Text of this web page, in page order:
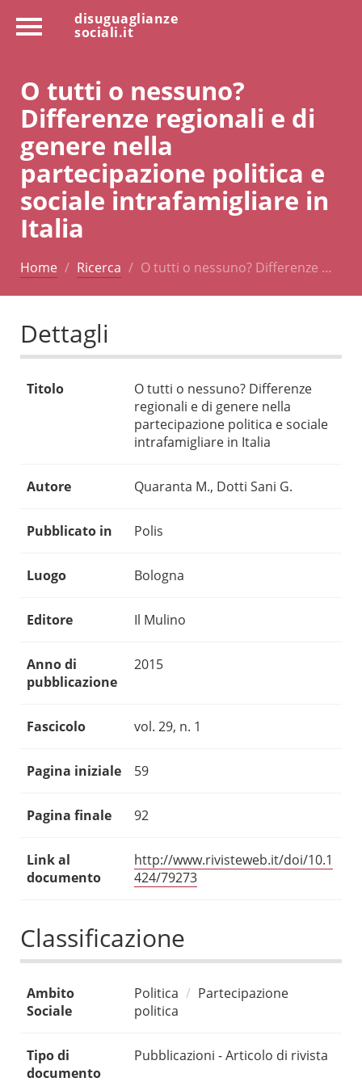
disuguaglianze
sociali.it
O tutti o nessuno?
Differenze regionali e di
genere nella
partecipazione politica e
sociale intrafamigliare in
Italia
Home Ricerca O tutti o nessuno? Differenze …
Dettagli
Titolo
O tutti o nessuno? Differenze
regionali e di genere nella
partecipazione politica e sociale
intrafamigliare in Italia
Autore Quaranta M., Dotti Sani G.
Pubblicato in Polis
Luogo Bologna
Editore Il Mulino
Anno di
pubblicazione
2015
Fascicolo vol. 29, n. 1
Pagina iniziale 59
Pagina finale 92
Link al
documento
http://www.rivisteweb.it/doi/10.1
424/79273
Classificazione
Ambito
Sociale
Politica
Partecipazione
politica
Tipo di
documento
Pubblicazioni - Articolo di rivista